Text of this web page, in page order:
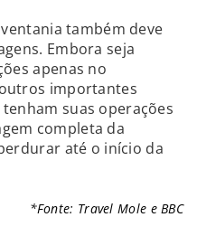
também deve
Embora seja
apenas no
importantes
suas operações
completa da
até o início da
*Fonte: Travel Mole e BBC